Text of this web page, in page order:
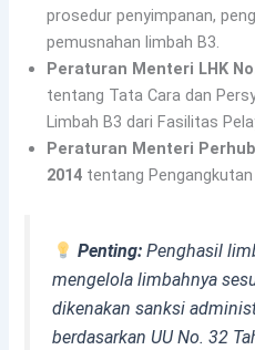
prosedur penyimpanan,
pemusnahan limbah B3.
Peraturan Menteri LHK
tentang Tata Cara dan
Limbah B3 dari Fasilitas
Peraturan Menteri
2014 tentang
Penting:Penghasil
mengelola limbahnya
dikenakan sanksi
berdasarkan UU No. 32